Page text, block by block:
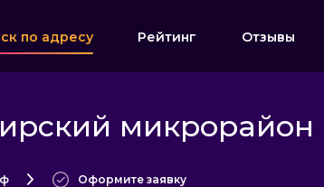
по адресу Рейтинг Отзывы
микрорайон
Оформите заявку